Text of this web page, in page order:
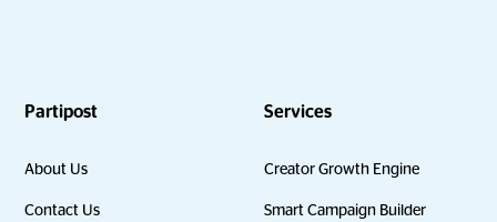
Partipost
About Us
Contact Us
Services
Creator Growth Engine
Smart Campaign Builder